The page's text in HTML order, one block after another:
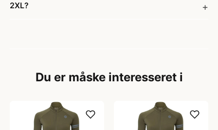
2XL?
Du er måske interesseret i